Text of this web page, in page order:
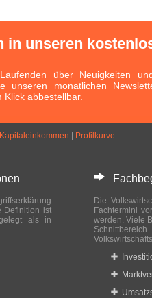
in unseren
über Neuigkeiten
unseren monatlichen
abbestellbar.
Kapitaleinkommen Profilkurve
Definition ist
als in
Die
Fachtermini
werden. Viele